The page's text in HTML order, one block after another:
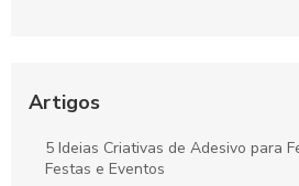
Saco Plástico Transparente com
Adesivos para Embalagens Plásticas
Artigos
5 Ideias Criativas de Adesivo para
Festas e Eventos